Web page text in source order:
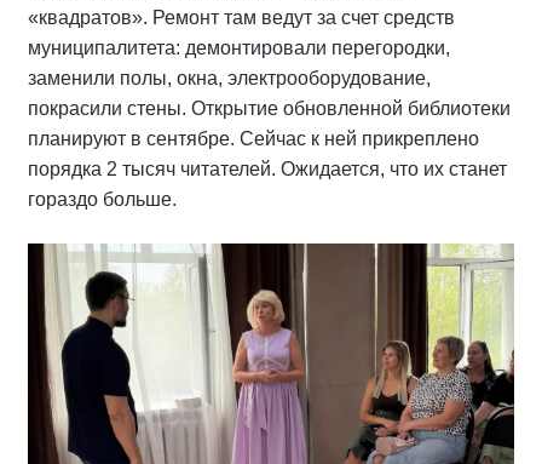
«квадратов». Ремонт там ведут за счет средств
муниципалитета: демонтировали перегородки,
заменили полы, окна, электрооборудование,
покрасили стены. Открытие обновленной библиотеки
планируют в сентябре. Сейчас к ней прикреплено
порядка 2 тысяч читателей. Ожидается, что их станет
гораздо больше.